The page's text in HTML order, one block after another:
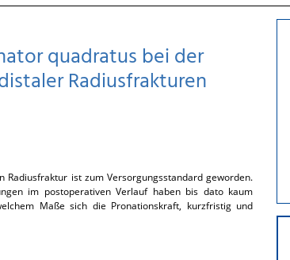
quadratus bei der
Radiusfrakturen
ist zum Versorgungsstandard geworden.
im postoperativen Verlauf haben bis dato kaum
Maße sich die Pronationskraft, kurzfristig und